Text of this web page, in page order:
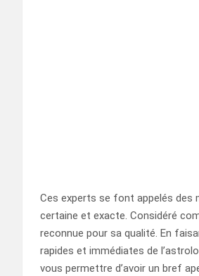
Ces experts se font appelés des
certaine et exacte. Considéré
reconnue pour sa qualité. En
rapides et immédiates de
vous permettre d’avoir un bref